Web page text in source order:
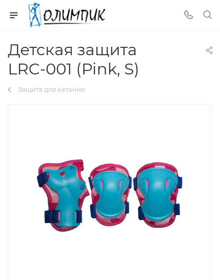
Детская защита
LRС-001 (Pink, S)
Защита для катания